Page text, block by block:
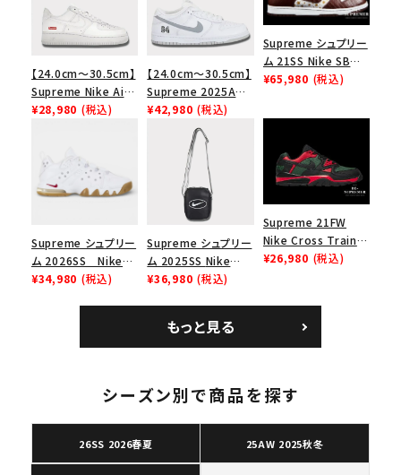
キーワードから探す
パーカー・クルーネック
ショルダー・ウエストバッグ
ボックスロゴ ブラックスウェット
【24.0cm～30.5cm】
Supreme Nike Air
Force 1 Low シュプ
ューズ ホワイト
¥28,980 (税込)
【24.0cm～30.5cm】
Supreme 2025AW
Nike SB Dunk Low
ナイキ SB ダンク ロ
ー スニーカー ホワイ
¥42,980 (税込)
Supreme シュプリー
ム 21SS Nike SB
Dunk Low ナイキSB
¥65,980 (税込)
Supreme シュプリー
ム 2026SS Nike
SB Air Max 2 CB 94
¥34,980 (税込)
Supreme シュプリー
ム 2025SS Nike
Leather Shoulder
ク 黒
¥36,980 (税込)
Supreme 21FW
Nike Cross Trainer
Low ナイキクロスト
¥26,980 (税込)
もっと見る
シーズン別で商品を探す
26SS 2026春夏 25AW 2025秋冬